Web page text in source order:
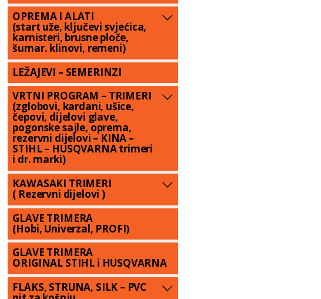
OPREMA I ALATI
(start uže, ključevi svjećica,
karnisteri, brusne ploče,
šumar. klinovi, remeni)
LEŽAJEVI – SEMERINZI
VRTNI PROGRAM – TRIMERI
(zglobovi, kardani, ušice,
čepovi, dijelovi glave,
pogonske sajle, oprema,
rezervni dijelovi – KINA –
STIHL – HUSQVARNA trimeri
i dr. marki)
KAWASAKI TRIMERI
( Rezervni dijelovi )
GLAVE TRIMERA
(Hobi, Univerzal, PROFI)
GLAVE TRIMERA
ORIGINAL STIHL i HUSQVARNA
FLAKS, STRUNA, SILK – PVC